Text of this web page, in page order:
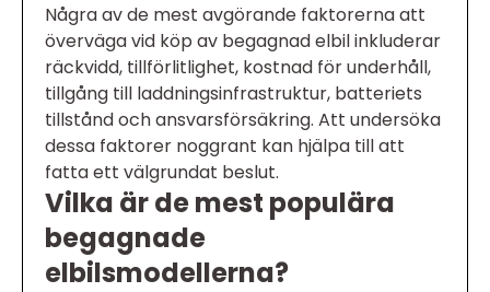
Några av de mest avgörande faktorerna att
överväga vid köp av begagnad elbil inkluderar
räckvidd, tillförlitlighet, kostnad för underhåll,
tillgång till laddningsinfrastruktur, batteriets
tillstånd och ansvarsförsäkring. Att undersöka
dessa faktorer noggrant kan hjälpa till att
fatta ett välgrundat beslut.
Vilka är de mest populära
begagnade
elbilsmodellerna?